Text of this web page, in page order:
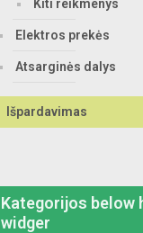
Kiti reikmenys
Elektros prekės
Atsarginės dalys
Išpardavimas
Kategorijos below
widger